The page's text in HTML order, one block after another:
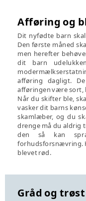
Afføring og
Dit nyfødte barn
Den første måned
men herefter
dit barn
afføring dagligt.
afføringen være sort,
Når du skifter ble,
vasker dit barns
skamlæber, og du
drenge må du aldrig
den så kan
forhudsforsnævring.
blevet rød.
Gråd og trøst